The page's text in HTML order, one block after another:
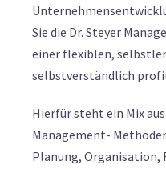
Sie die Dr. Steyer
einer flexiblen,
selbstverständlich
Hierfür steht ein Mix
Management-
Planung,